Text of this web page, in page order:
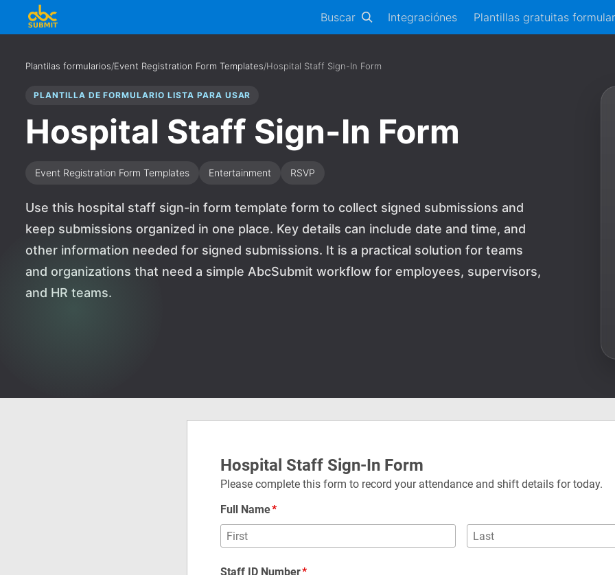
Buscar Integraciónes Plantillas gratuitas
Plantilas formularios/Event Registration Form Templates/Hospital Staff Sign-In Form
PLANTILLA DE FORMULARIO LISTA PARA USAR
Hospital Staff Sign-In Form
Event Registration Form Templates Entertainment RSVP
Use this hospital staff sign-in form template form to collect signed submissions and
keep submissions organized in one place. Key details can include date and time, and
other information needed for signed submissions. It is a practical solution for teams
and organizations that need a simple AbcSubmit workflow for employees, supervisors,
and HR teams.